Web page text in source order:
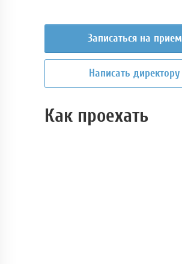
Записаться на прием
Написать директору
Как проехать